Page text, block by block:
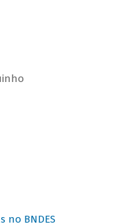
no BNDES